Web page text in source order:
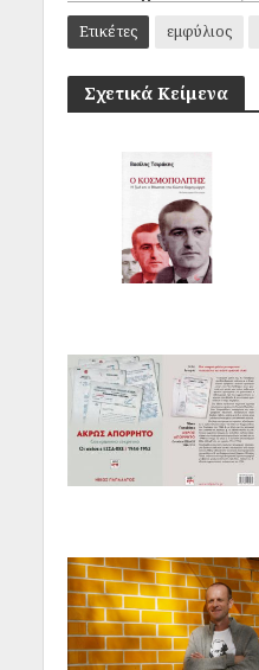
Ετικέτες εμφύλιος
Σχετικά Κείμενα